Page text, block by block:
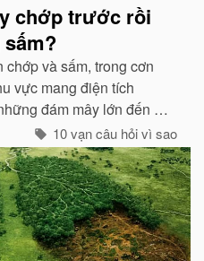
chớp trước rồi
và sấm, trong cơn
vực mang điện tích
đám mây lớn đến một
tích trong quá trình phát
10 vạn câu hỏi vì sao